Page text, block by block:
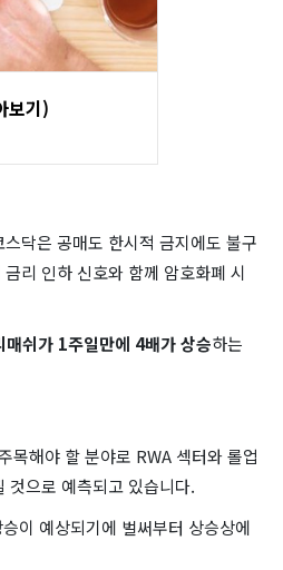
보기)
닥은 공매도 한시적 금지에도 불구
리 인하 신호와 함께 암호화폐 시
쉬가 1주일만에 4배가 상승하는
목해야 할 분야로 RWA 섹터와 롤업
것으로 예측되고 있습니다.
이 예상되기에 벌써부터 상승상에